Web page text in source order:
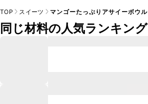
TOP スイーツ マンゴーたっぷりアサイーボウル
同じ材料の人気ランキング